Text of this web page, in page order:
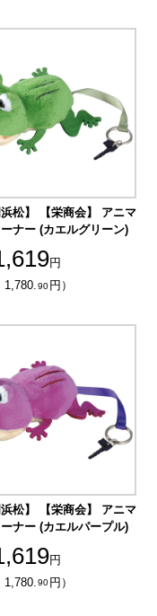
浜松】 【栄商会】 アニマ
ナー (カエルグリーン)
円
1,780.90 円）
浜松】 【栄商会】 アニマ
ナー (カエルパープル)
円
1,780. 90円）